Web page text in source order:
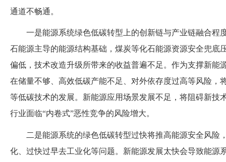
通道不畅通。
一是能源系统绿色低碳转型上的创新链与产业链融合程
石能源主导的能源结构基础，煤炭等化石能源资源安全兜底
偏低，技术改造升级所带来的收益普遍不足。作为支撑新能
在储量不够、高效低碳产能不足、对外依存度过高等风险，
等低碳技术的发展。新能源应用场景发展不足，将阻碍新技
行业面临“内卷式”恶性竞争的风险增大。
二是能源系统的绿色低碳转型过快将推高能源安全风险
化、过快过早去工业化等问题。新能源发展太快会导致能源